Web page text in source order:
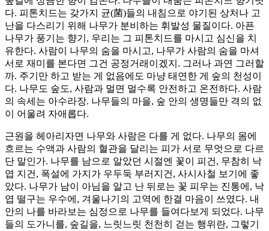
다. 피톤치드는 갖가지 균(菌)들의 내침으로 야기된 상처나 고
난을 다스리기 위해 나무가 분비하는 휘발성 물질이다. 아픈
나무가 풍기는 향기, 우리는 그 피톤치드를 마시고 심신을 치
유한다. 사람이 나무의 숨을 마시고, 나무가 사람의 숨을 마셔
서로 재미를 본다면 그건 공정거래이겠지. 그러나 과연 그러할
까. 주기만 하고 받는 게 없음에도 마냥 태연한 게 숲의 천성이
다. 나무도 숲도, 사람과 멀면 멀수록 안전하고 온전하다. 사람
의 속세는 아수라장. 나무들의 마을, 숲 안의 생명들만 격의 없
이 어울려 자애롭다.
근원을 헤아리자면 나무와 사람은 다를 게 없다. 나무의 몸에
흐르는 수액과 사람의 혈관을 달리는 피가 서로 무엇으로 다르
단 말인가. 나무를 남으로 알았던 시절엔 꽃이 피건, 무참히 낙
엽 지건, 폭설에 가지가 우두둑 부러지건, 사시사철 보기에 좋
았다. 나무가 남이 아님을 알고 난 뒤로는 꽃 피우는 진통에, 낙
엽 떨구는 우수에, 겨울나기의 고역에 한결 마음이 쓰였다. 내
안의 나를 바라보는 심정으로 나무를 들여다보게 되었다. 나무
들의 도가니를, 숲길을, 느릿느릿 천천히 걷는 행위란, 그렇기